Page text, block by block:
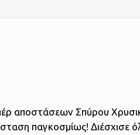
αποστάσεων Σπύρου
παγκοσμίως! Διέσχισε